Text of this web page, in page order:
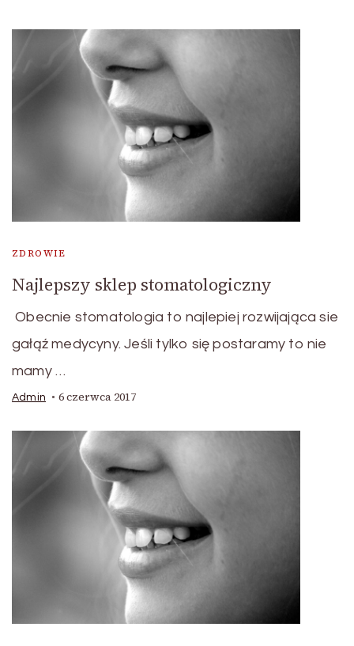
ZDROWIE
Najlepszy sklep stomatologiczny
Obecnie stomatologia to najlepiej rozwijająca sie
gałąź medycyny. Jeśli tylko się postaramy to nie
mamy …
Admin 6 czerwca 2017